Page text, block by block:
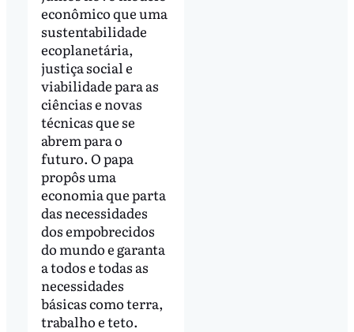
econômico que uma
sustentabilidade
ecoplanetária,
justiça social e
viabilidade para as
ciências e novas
técnicas que se
abrem para o
futuro. O papa
propôs uma
economia que parta
das necessidades
dos empobrecidos
do mundo e garanta
a todos e todas as
necessidades
básicas como terra,
trabalho e teto.